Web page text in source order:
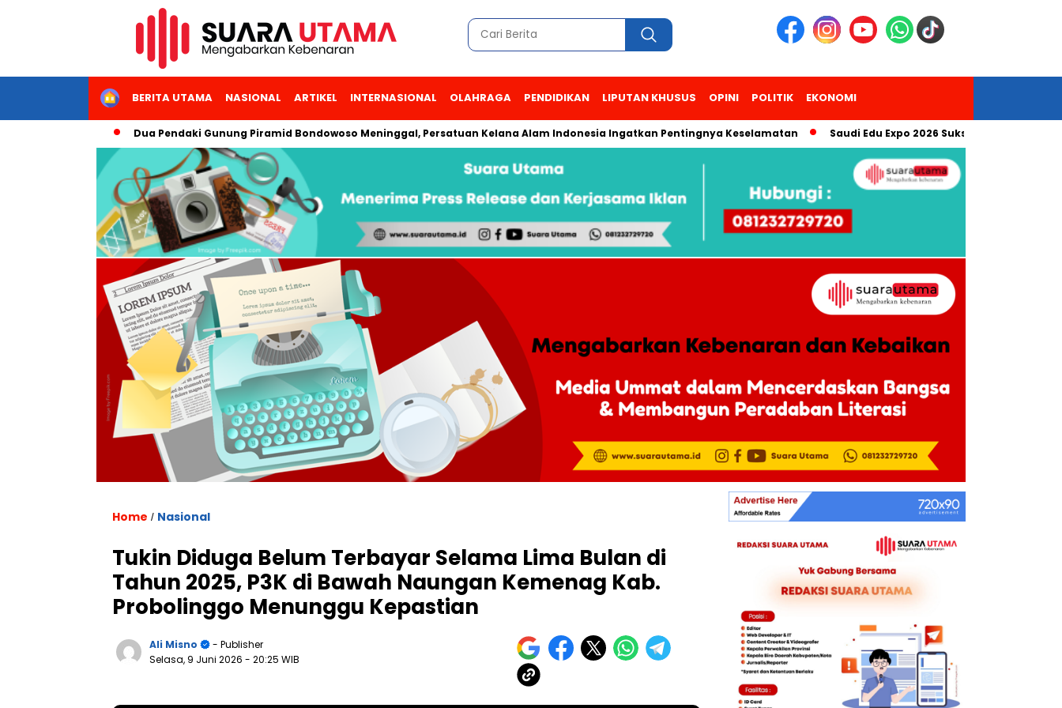
HOMEBERITA UTAMA NASIONAL ARTIKEL INTERNASIONAL OLAHRAGA PENDIDIKAN LIPUTAN KHUSUS OPINI POLITIK EKONOMI
Dua Pendaki Gunung Piramid Bondowoso Meninggal, Persatuan Kelana Alam Indonesia Ingatkan Pentingnya Keselamatan Saudi Edu Expo 2026 Sukses Digelar, Antusiasme
Home / Nasional
Tukin Diduga Belum Terbayar Selama Lima Bulan di
Tahun 2025, P3K di Bawah Naungan Kemenag Kab.
Probolinggo Menunggu Kepastian
Ali Misno
- Publisher
Selasa, 9 Juni 2026 - 20:25 WIB